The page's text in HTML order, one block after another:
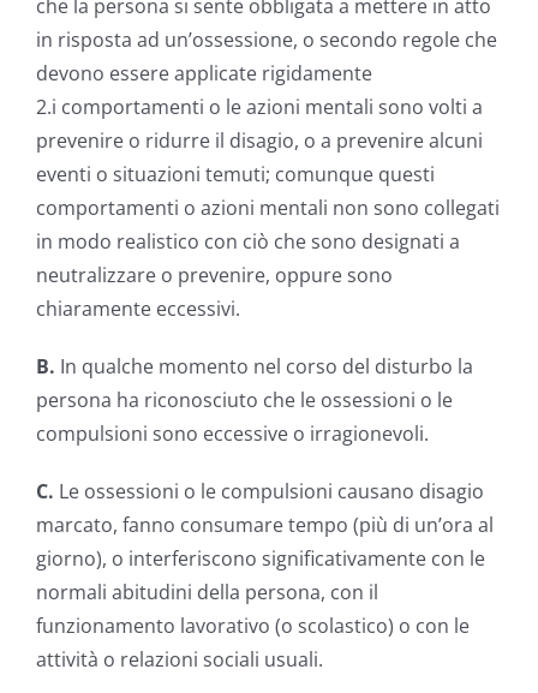
che la persona si sente obbligata a mettere in atto
in risposta ad un’ossessione, o secondo regole che
devono essere applicate rigidamente
2.i comportamenti o le azioni mentali sono volti a
prevenire o ridurre il disagio, o a prevenire alcuni
eventi o situazioni temuti; comunque questi
comportamenti o azioni mentali non sono collegati
in modo realistico con ciò che sono designati a
neutralizzare o prevenire, oppure sono
chiaramente eccessivi.
B. In qualche momento nel corso del disturbo la
persona ha riconosciuto che le ossessioni o le
compulsioni sono eccessive o irragionevoli.
C. Le ossessioni o le compulsioni causano disagio
marcato, fanno consumare tempo (più di un’ora al
giorno), o interferiscono significativamente con le
normali abitudini della persona, con il
funzionamento lavorativo (o scolastico) o con le
attività o relazioni sociali usuali.